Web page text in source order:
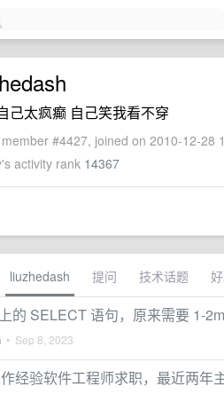
己太疯癫 自己笑我看不穿
#4427, joined on 2010-12-28
activity rank 14367
liuzhedash 提问 技术话题
的 SELECT 语句，原来需要 1-
• Sep 8, 2023
经验软件工程师求职，最近两年